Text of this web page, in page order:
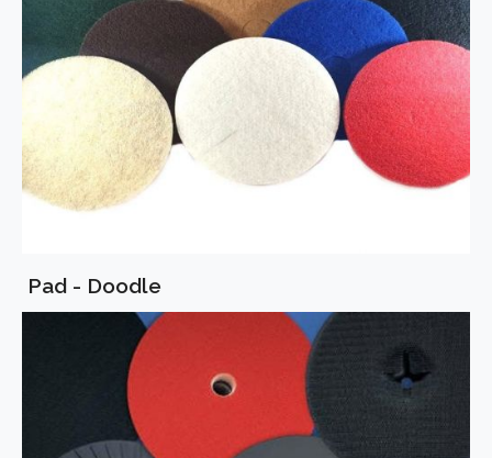
Pad - Doodle